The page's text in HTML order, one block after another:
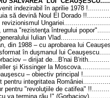
indezirabil în aprilie 1978
să devină Noul El Dorado
revizionismul
urma "rezistenţa întregului
Iulian
din 1988 – cu aprobarea lui
în duşmanul lui
– dirijat de...B'nai
şi Kissinger la
– obiectiv principal
pentru integritatea
pentru "revoluţiile de catifea"
va termina rău !"